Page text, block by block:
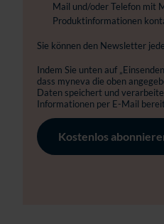
Mail und/oder Telefon mit
Produktinformationen
Sie können den Newsletter
Indem Sie unten auf
dass myneva die oben
Daten speichert und
Informationen per E-Mail